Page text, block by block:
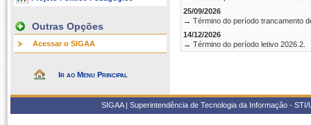
Outras Opções
Acessar o SIGAA
Ir ao Menu Principal
25/09/2026
→ Término do período trancamento
14/12/2026
→ Término do período letivo 2026.2.
SIGAA | Superintendência de Tecnologia da Informação -